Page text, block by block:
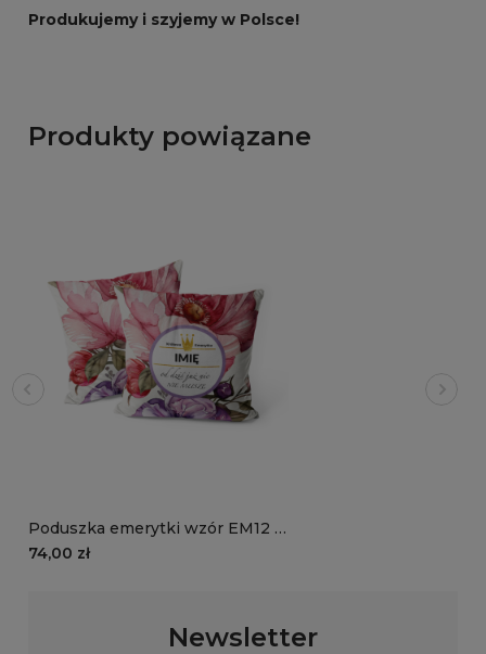
Produkujemy i szyjemy w Polsce!
Produkty powiązane
Poduszka emerytki wzór EM12 |
kolorowe anemony
74,00 zł
Newsletter